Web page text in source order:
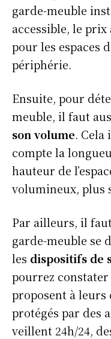
garde-meuble
accessible, le prix
pour les espaces
périphérie.
Ensuite, pour
meuble, il faut
son volume. Cela
compte la
hauteur de
volumineux, plus
Par ailleurs, il
garde-meuble se
les dispositifs de
pourrez constater
proposent à leurs
protégés par des
veillent 24h/24,